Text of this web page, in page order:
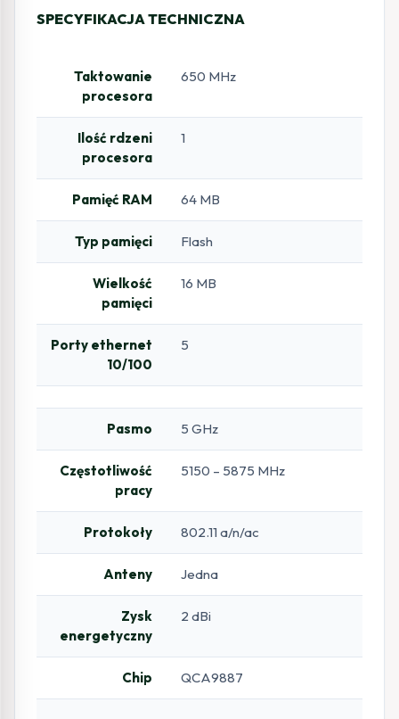
SPECYFIKACJA TECHNICZNA
Taktowanie
procesora
650 MHz
Ilość rdzeni
procesora
1
Pamięć RAM 64 MB
Typ pamięci Flash
Wielkość
pamięci
16 MB
Porty ethernet
10/100
5
Pasmo 5 GHz
Częstotliwość
pracy
5150 – 5875 MHz
Protokoły 802.11 a/n/ac
Anteny Jedna
Zysk
energetyczny
2 dBi
Chip QCA9887